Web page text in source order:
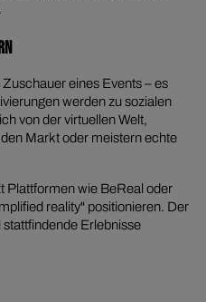
eines Events – es
werden zu sozialen
von der virtuellen Welt,
Markt oder meistern echte
Plattformen wie BeReal oder
reality" positionieren. Der
Erlebnisse